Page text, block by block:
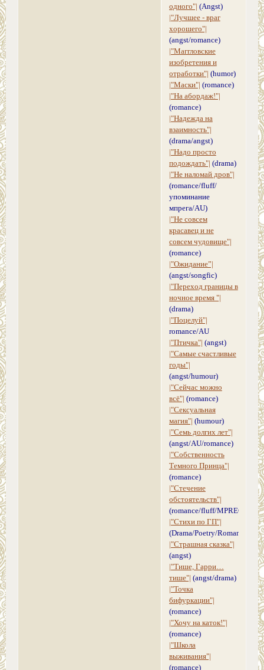
одного"| (Angst)
|"Лучшее - враг
хорошего"|
(angst/romance)
|"Маггловские
изобретения и
отработки"| (humor)
|"Маски"| (romance)
|"На абордаж!"|
(romance)
|"Надежда на
взаимность"|
(drama/angst)
|"Надо просто
подождать"| (drama)
|"Не наломай дров"|
(romance/fluff/
упоминание
мпрега/AU)
|"Не совсем
красавец и не
совсем чудовище"|
(romance)
|"Ожидание”|
(angst/songfic)
|"Переход границы в
ночное время "|
(drama)
|"Поцелуй"|
romance/AU
|"Птичка"| (аngst)
|"Самые счастливые
годы"|
(angst/humour)
|"Сейчас можно
всё"| (romance)
|"Сексуальная
магия"| (humour)
|"Семь долгих лет"|
(angst/AU/romance)
|"Собственность
Темного Принца"|
(romance)
|"Стечение
обстоятельств"|
(romanсe/fluff/MPREG)
|"Стихи по ГП"|
(Drama/Poetry/Romance)
|"Страшная сказка"|
(angst)
|"Тише, Гарри…
тише"| (angst/drama)
|"Точка
бифуркации"|
(romance)
|"Хочу на каток!"|
(romance)
|"Школа
выживания"|
(romance)